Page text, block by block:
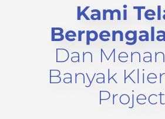
Kami
Dan
Banyak
Project